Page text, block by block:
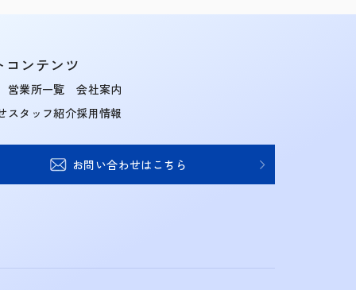
コンテンツ
営業所一覧
スタッフ紹介
会社案内
採用情報
お問い合わせはこちら